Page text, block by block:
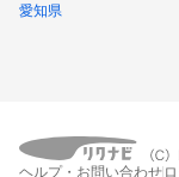
愛知県
ヘルプ・お問い合わせ